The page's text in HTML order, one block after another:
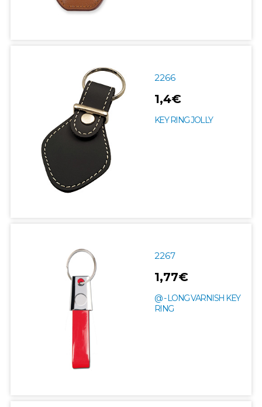
2266
1,4€
KEY RING JOLLY
2267
1,77€
@ - LONG VARNISH KEY
RING